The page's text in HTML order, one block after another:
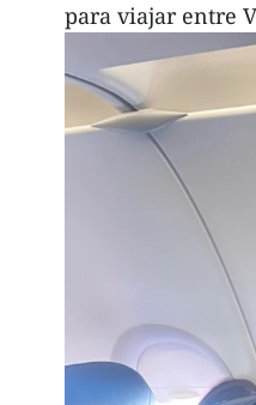
para viajar entre